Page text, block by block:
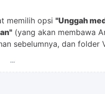
memilih opsi "Unggah
(yang akan membawa
sebelumnya, dan folder